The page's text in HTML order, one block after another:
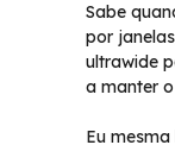
Sabe
por
ultrawide
a manter
Eu